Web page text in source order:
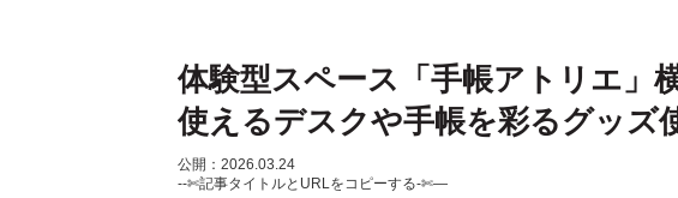
体験型スペース「手帳アトリエ」
使えるデスクや手帳を彩るグッズ
公開：2026.03.24
--✄記事タイトルとURLをコピーする-✄—